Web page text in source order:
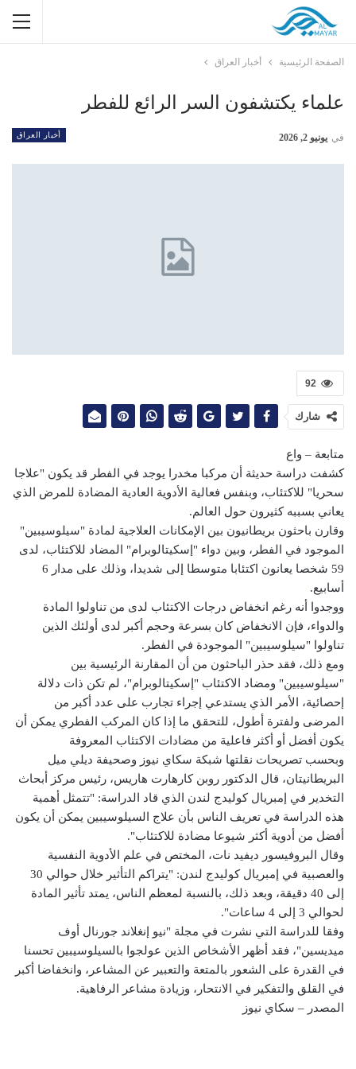
الصفحة الرئيسية أخبار العراق
علماء يكتشفون السر الرائع للفطر
أخبار العراق في يونيو 2, 2026
92
شارك
متابعة – واع
كشفت دراسة حديثة أن مركبا مخدرا يوجد في الفطر قد يكون "علاجا
سحريا" للاكتئاب، وبنفس فعالية الأدوية العادية المضادة للمرض الذي
يعاني بسببه كثيرون حول العالم.
وقارن باحثون بريطانيون بين الإمكانات العلاجية لمادة "سيلوسيبين"
الموجود في الفطر، وبين دواء "إسكيتالوبرام" المضاد للاكتئاب، لدى
59 شخصا يعانون اكتئابا متوسطا إلى شديدا، وذلك على مدار 6
أسابيع.
ووجدوا أنه رغم انخفاض درجات الاكتئاب لدى من تناولوا المادة
والدواء، فإن الانخفاض كان بسرعة وحجم أكبر لدى أولئك الذين
تناولوا "سيلوسيبين" الموجودة في الفطر.
ومع ذلك، فقد حذر الباحثون من أن المقارنة الرئيسية بين
"سيلوسيبين" ومضاد الاكتئاب "إسكيتالوبرام"، لم تكن ذات دلالة
إحصائية، الأمر الذي يستدعي إجراء تجارب على عدد أكبر من
المرضى ولفترة أطول، للتحقق ما إذا كان المركب الفطري يمكن أن
يكون أفضل أو أكثر فاعلية من مضادات الاكتئاب المعروفة
وبحسب تصريحات نقلتها شبكة سكاي نيوز وصحيفة ديلي ميل
البريطانيتان، قال الدكتور روبن كارهارت هاريس، رئيس مركز أبحاث
التخدير في إمبريال كوليدج لندن الذي قاد الدراسة: "تتمثل أهمية
هذه الدراسة في تعريف الناس بأن علاج السيلوسيبين يمكن أن يكون
أفضل من أدوية أكثر شيوعا مضادة للاكتئاب".
وقال البروفيسور ديفيد نات، المختص في علم الأدوية النفسية
والعصبية في إمبريال كوليدج لندن: "يتراكم التأثير خلال حوالي 30
إلى 40 دقيقة، وبعد ذلك، بالنسبة لمعظم الناس، يمتد تأثير المادة
لحوالي 3 إلى 4 ساعات".
وفقا للدراسة التي نشرت في مجلة "نيو إنغلاند جورنال أوف
ميديسين"، فقد أظهر الأشخاص الذين عولجوا بالسيلوسيبين تحسنا
في القدرة على الشعور بالمتعة والتعبير عن المشاعر، وانخفاضا أكبر
في القلق والتفكير في الانتحار، وزيادة مشاعر الرفاهية.
المصدر – سكاي نيوز